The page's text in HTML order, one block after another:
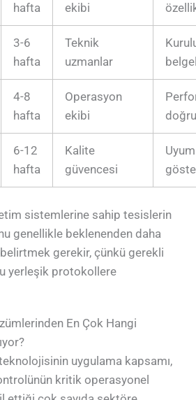
hafta
ekibi
3-6
hafta
Teknik
uzmanlar
4-8
hafta
Operasyon
ekibi
6-12
hafta
Kalite
güvencesi
sistemlerine sahip tesislerin
genellikle beklenenden daha
belirtmek gerekir, çünkü gerekli
yerleşik protokollere
En Çok Hangi
uygulama kapsamı,
kritik operasyonel